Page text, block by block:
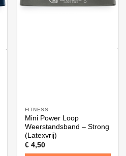
FITNESS
Mini Power Loop
Weerstandsband – Strong
(Latexvrij)
€4,50